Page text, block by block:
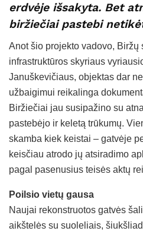
erdvėje išsakyta. Bet
biržiečiai pastebi
Anot šio projekto vadovo,
infrastruktūros skyriaus
Januškevičiaus, objektas dar
užbaigimui reikalinga
Biržiečiai jau susipažino su
pastebėjo ir keletą trūkumų.
skamba kiek keistai – gatvėje
keisčiau atrodo jų atsiradimo
pagal pasenusius teisės aktų
Poilsio vietų gausa
Naujai rekonstruotos gatvės
aikštelės su suoleliais,